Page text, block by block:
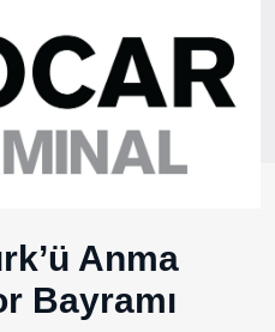
Anma
Bayramı